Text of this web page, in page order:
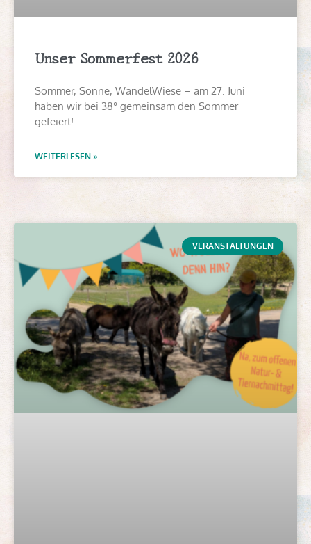
Unser Sommerfest 2026
Sommer, Sonne, WandelWiese – am 27. Juni
haben wir bei 38° gemeinsam den Sommer
gefeiert!
WEITERLESEN »
VERANSTALTUNGEN